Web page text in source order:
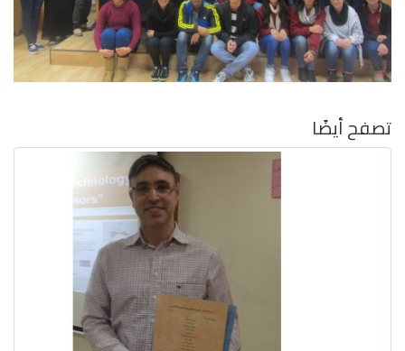
تصفح أيضًا